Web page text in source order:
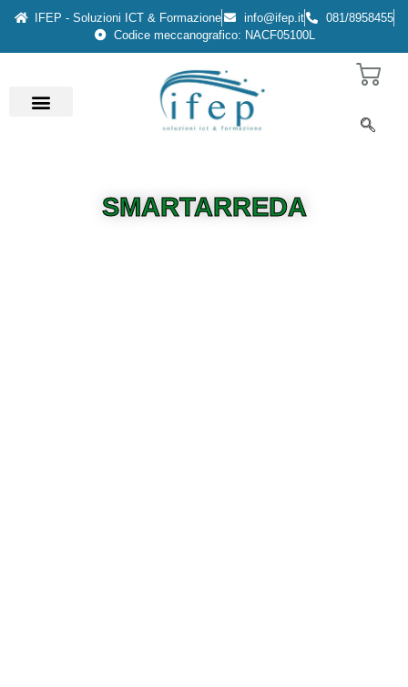
IFEP - Soluzioni ICT & Formazione info@ifep.it
081/8958455
Codice meccanografico: NACF05100L
SMARTARREDA